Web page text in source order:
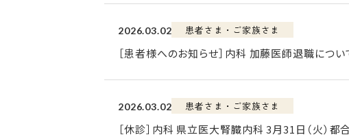
2026.03.02 患者さま・ご家族さま
［患者様へのお知らせ］内科 加藤医師退職につい
2026.03.02 患者さま・ご家族さま
［休診］内科 県立医大腎臓内科 3月31日（火）都